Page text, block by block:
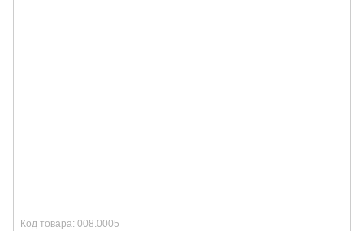
Код товара: 008.0005